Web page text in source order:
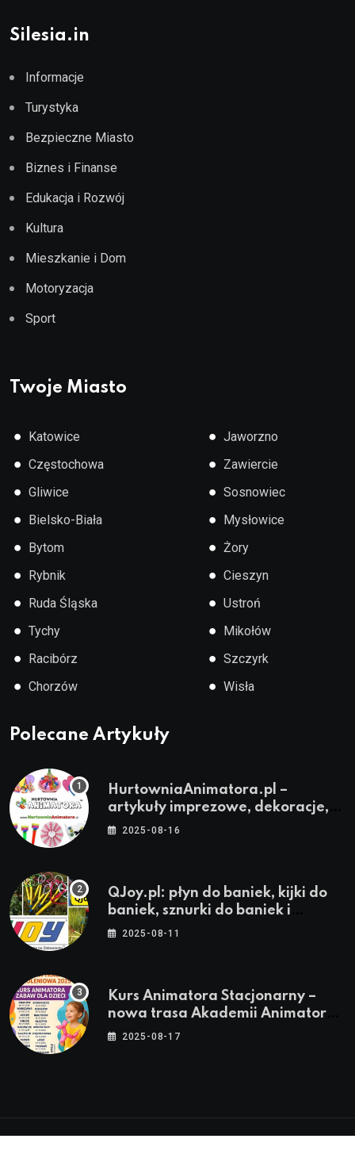
Silesia.in
Informacje
Turystyka
Bezpieczne Miasto
Biznes i Finanse
Edukacja i Rozwój
Kultura
Mieszkanie i Dom
Motoryzacja
Sport
Twoje Miasto
● Katowice
● Częstochowa
● Gliwice
● Bielsko-Biała
● Bytom
● Rybnik
● Ruda Śląska
● Tychy
● Racibórz
● Chorzów
● Jaworzno
● Zawiercie
● Sosnowiec
● Mysłowice
● Żory
● Cieszyn
● Ustroń
● Mikołów
● Szczyrk
● Wisła
Polecane Artykuły
HurtowniaAnimatora.pl –
artykuły imprezowe, dekoracje,
stroje i akcesoria dla animatorów
2025-08-16
QJoy.pl: płyn do baniek, kijki do
baniek, sznurki do baniek i
zestawy do baniek
2025-08-11
Kurs Animatora Stacjonarny –
nowa trasa Akademii Animatora
– jesień 2025
2025-08-17